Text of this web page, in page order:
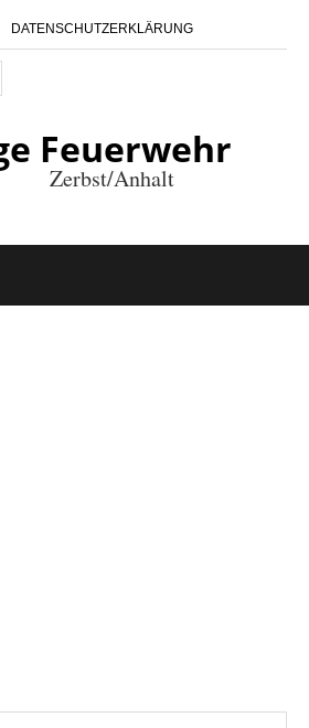
DATENSCHUTZERKLÄRUNG
Feuerwehr
Zerbst/Anhalt